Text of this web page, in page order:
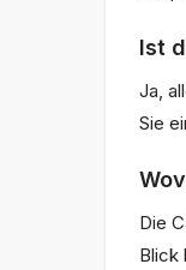
Ist
Ja,
Sie
Die
Blick